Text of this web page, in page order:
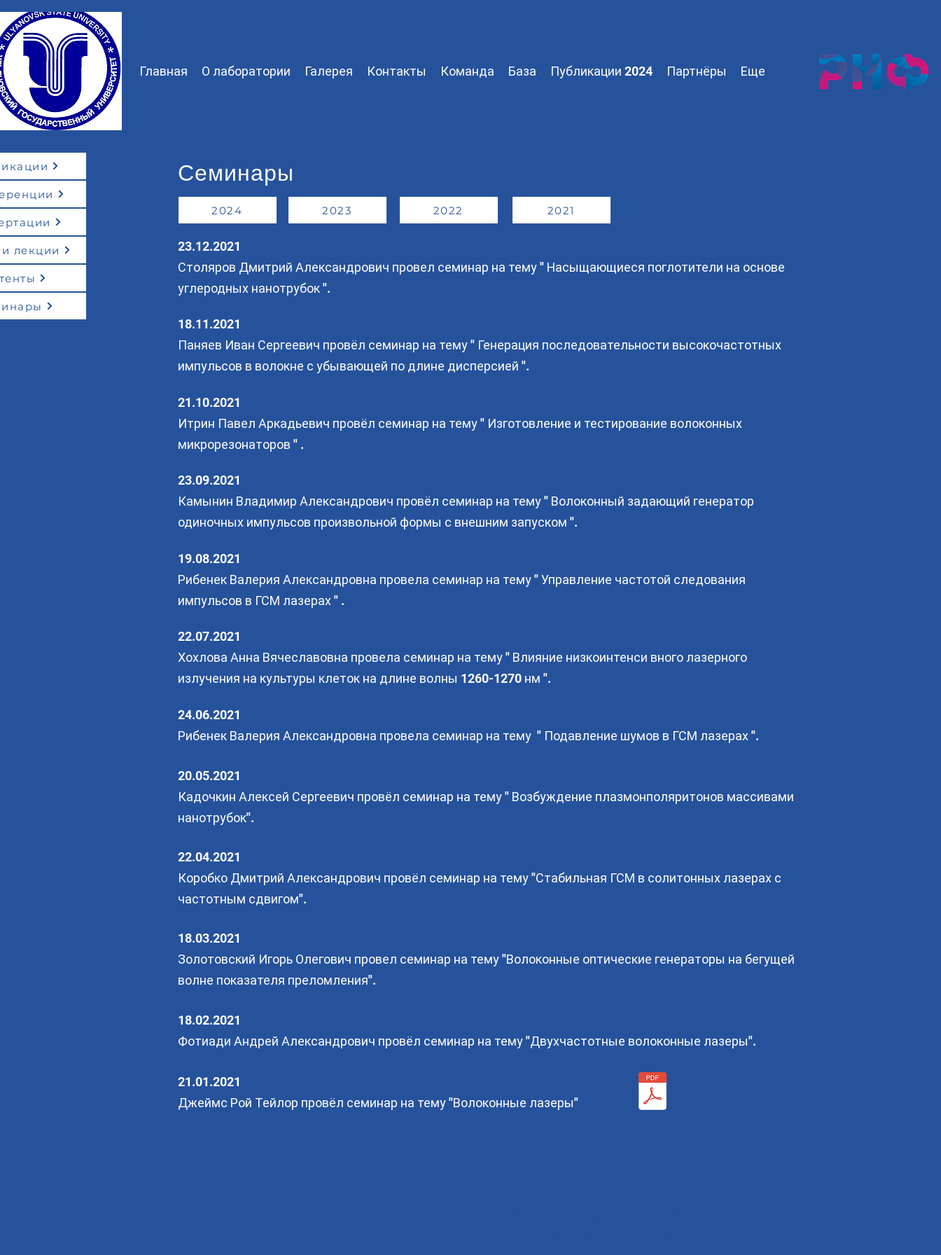
Главная О лаборатории Галерея Контакты Команда База Публикации 2024 Партнёры Еще
лекции
Семинары
2024 2023 2022 2021
23.12.2021
Столяров Дмитрий Александрович провел семинар на тему " Насыщающиеся поглотители на основе
углеродных нанотрубок ".
18.11.2021
Паняев Иван Сергеевич провёл семинар на тему " Генерация последовательности высокочастотных
импульсов в волокне с убывающей по длине дисперсией ".
21.10.2021
Итрин Павел Аркадьевич провёл семинар на тему " Изготовление и тестирование волоконных
микрорезонаторов " .
23.09.2021
Камынин Владимир Александрович провёл семинар на тему " Волоконный задающий генератор
одиночных импульсов произвольной формы с внешним запуском ".
19.08.2021
Рибенек Валерия Александровна провела семинар на тему " Управление частотой следования
импульсов в ГСМ лазерах " .
22.07.2021
Хохлова Анна Вячеславовна провела семинар на тему " Влияние низкоинтенси вного лазерного
излучения на культуры клеток на длине волны 1260-1270 нм ".
24.06.2021
Рибенек Валерия Александровна провела семинар на тему " Подавление шумов в ГСМ лазерах ".
20.05.2021
Кадочкин Алексей Сергеевич провёл семинар на тему " Возбуждение плазмонполяритонов массивами
нанотрубок".
22.04.2021
Коробко Дмитрий Александрович провёл семинар на тему "Стабильная ГСМ в солитонных лазерах с
частотным сдвигом".
18.03.2021
Золотовский Игорь Олегович провел семинар на тему "Волоконные оптические генераторы на бегущей
волне показателя преломления".
18.02.2021
Фотиади Андрей Александрович провёл семинар на тему "Двухчастотные волоконные лазеры".
21.01.2021
Джеймс Рой Тейлор провёл семинар на тему "Волоконные лазеры"